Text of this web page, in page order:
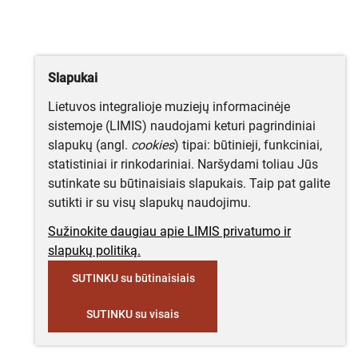
Slapukai
Lietuvos integralioje muziejų informacinėje
sistemoje (LIMIS) naudojami keturi pagrindiniai
slapukų (angl. cookies) tipai: būtinieji, funkciniai,
statistiniai ir rinkodariniai. Naršydami toliau Jūs
sutinkate su būtinaisiais slapukais. Taip pat galite
sutikti ir su visų slapukų naudojimu.
Sužinokite daugiau apie LIMIS privatumo ir
slapukų politiką.
SUTINKU su būtinaisiais
SUTINKU su visais